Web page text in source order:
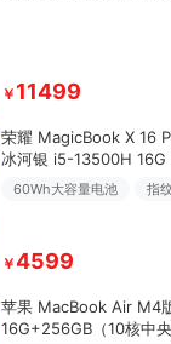
￥ 11499
荣耀 MagicBook X 16
冰河银 i5-13500H 16G
60Wh大容量电池 指
￥4599
苹果 MacBook Air M4
16G+256GB（10核中